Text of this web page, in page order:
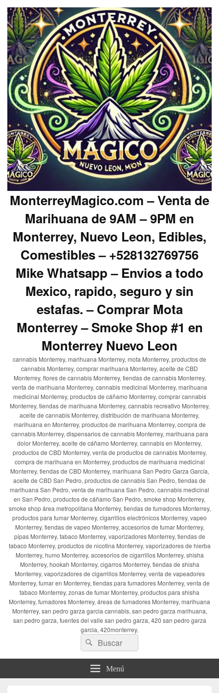
MonterreyMagico.com – Venta de
Marihuana de 9AM – 9PM en
Monterrey, Nuevo Leon, Edibles,
Comestibles – +528132769756
Mike Whatsapp – Envios a todo
Mexico, rapido, seguro y sin
estafas. – Comprar Mota
Monterrey – Smoke Shop #1 en
Monterrey Nuevo Leon
cannabis Monterrey, marihuana Monterrey, mota Monterrey, productos de
cannabis Monterrey, comprar marihuana Monterrey, aceite de CBD
Monterrey, flores de cannabis Monterrey, tiendas de cannabis Monterrey,
venta de marihuana Monterrey, cannabis medicinal Monterrey, marihuana
medicinal Monterrey, productos de cáñamo Monterrey, comprar cannabis
Monterrey, tiendas de marihuana Monterrey, cannabis recreativo Monterrey,
aceite de cannabis Monterrey, distribución de marihuana Monterrey,
marihuana en Monterrey, productos de marihuana Monterrey, compra de
cannabis Monterrey, dispensarios de cannabis Monterrey, marihuana para
dolor Monterrey, aceite de cáñamo Monterrey, cannabis en Monterrey,
productos de CBD Monterrey, venta de productos de cannabis Monterrey,
compra de marihuana en Monterrey, productos de marihuana medicinal
Monterrey, tiendas de CBD Monterrey, marihuana San Pedro Garza García,
aceite de CBD San Pedro, productos de cannabis San Pedro, tiendas de
marihuana San Pedro, venta de marihuana San Pedro, cannabis medicinal
en San Pedro, productos de cáñamo San Pedro, smoke shop Monterrey,
smoke shop área metropolitana Monterrey, tiendas de fumadores Monterrey,
productos para fumar Monterrey, cigarrillos electrónicos Monterrey, vapeo
Monterrey, tiendas de vapeo Monterrey, accesorios de fumar Monterrey,
pipas Monterrey, tabaco Monterrey, vaporizadores Monterrey, tiendas de
tabaco Monterrey, productos de nicotina Monterrey, vaporizadores de hierba
Monterrey, humo Monterrey, accesorios de cigarrillos Monterrey, shisha
Monterrey, hookah Monterrey, cigarros Monterrey, tiendas de shisha
Monterrey, vaporizadores de cigarrillos Monterrey, venta de vapeadores
Monterrey, fumar en Monterrey, tiendas para fumadores Monterrey, venta de
tabaco Monterrey, zonas de fumar Monterrey, productos para shisha
Monterrey, fumadores Monterrey, áreas de fumadores Monterrey, marihuana
Monterrey, san pedro garza garcia cannabis, san pedro garza marihuana,
san pedro garza, fuentes del valle san pedro garza, 420 san pedro garza
garcia, 420monterrey,
Buscar
por:
Buscar
Menú